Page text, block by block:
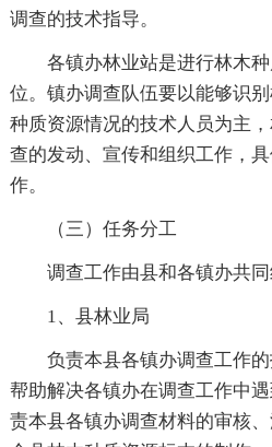
调查的技术指导。
各镇办林业站是进行林木
位。镇办调查队伍要以能够识
种质资源情况的技术人员为主
查的发动、宣传和组织工作，
作。
（三）任务分工
调查工作由县和各镇办共同
1、县林业局
负责本县各镇办调查工作
帮助解决各镇办在调查工作中
责本县各镇办调查材料的审核